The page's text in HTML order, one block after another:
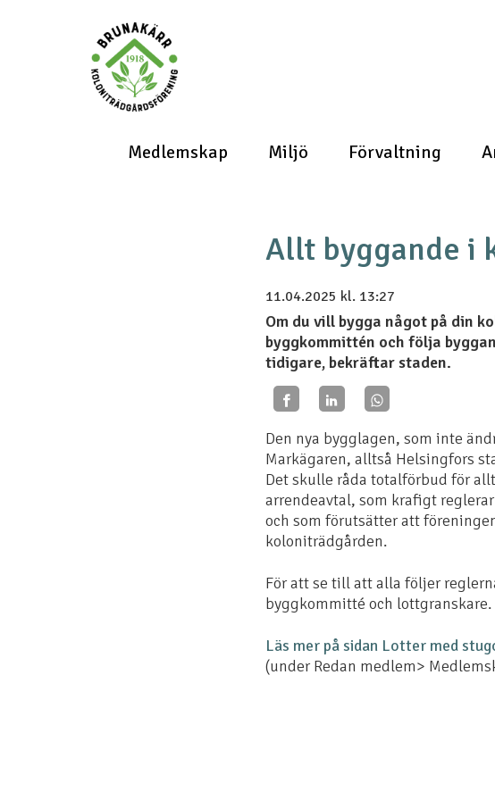
Medlemskap Miljö Förvaltning
Allt byggande i
11.04.2025 kl. 13:27
Om du vill bygga något på din
byggkommittén och följa
tidigare, bekräftar staden.
Den nya bygglagen, som inte
Markägaren, alltså Helsingfors
Det skulle råda totalförbud för
arrendeavtal, som krafigt
och som förutsätter att
koloniträdgården.
För att se till att alla följer
byggkommitté och lottgranskare.
Läs mer på sidan Lotter med
(under Redan medlem>